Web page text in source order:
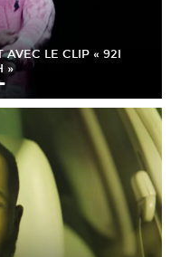
AVEC LE CLIP « 92I
»